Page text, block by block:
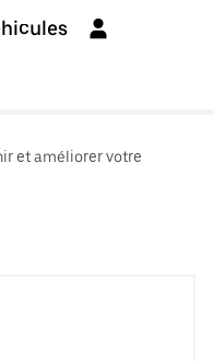
et améliorer votre